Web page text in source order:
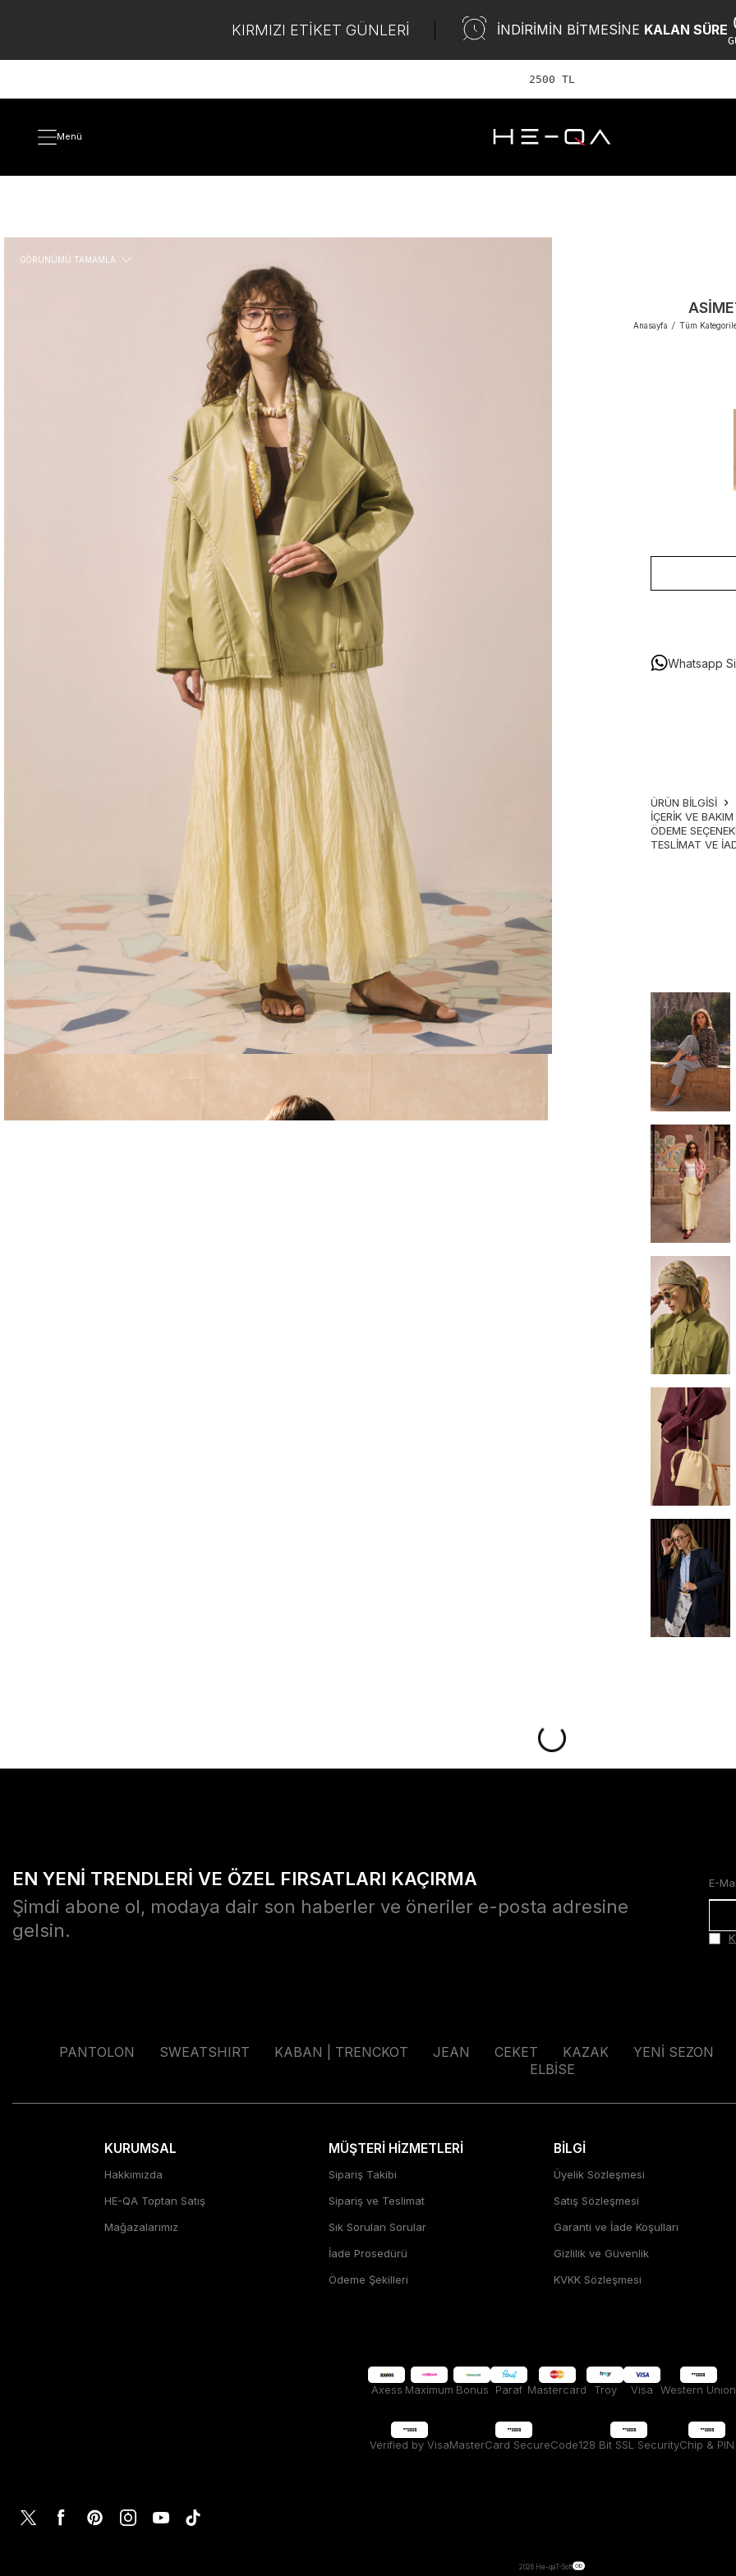
KIRMIZI ETİKET GÜNLERİ İNDİRİMİN BİTMESİNE KALAN SÜRE
2500 TL ve üzeri Ü
Menü
GÖRÜNÜMÜ TAMAMLA
Anasayfa / Tüm
Whatsapp
ÜRÜN BİLGİSİ
İÇERIK VE BAKIM
ÖDEME
TESLIMAT VE
EN YENİ TRENDLERİ VE ÖZEL FIRSATLARI KAÇIRMA
Şimdi abone ol, modaya dair son haberler ve öneriler e-posta adresine
gelsin.
PANTOLON SWEATSHIRT KABAN | TRENCKOT JEAN CEKET KAZAK
YENİ SEZON
ELBİSE
KURUMSAL
Hakkımızda
HE-QA Toptan Satış
Mağazalarımız
MÜŞTERİ HİZMETLERİ
Sipariş Takibi
Sipariş ve Teslimat
Sık Sorulan Sorular
İade Prosedürü
Ödeme Şekilleri
BİLGİ
Üyelik Sözleşmesi
Satış Sözleşmesi
Garanti ve İade Koşulları
Gizlilik ve Güvenlik
KVKK Sözleşmesi
Axess Maximum Bonus Paraf Mastercard Troy Visa Western Unıon
Verified by VisaMasterCard SecureCode128 Bit SSL SecurityChip & PIN
2026 He-qaT-Soft